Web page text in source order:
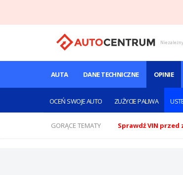
AUTA DANE TECHNICZNE OPINIE
OCEŃ SWOJE AUTO ZUŻYCIE PALIWA
GORĄCE TEMATY Sprawdź VIN przed